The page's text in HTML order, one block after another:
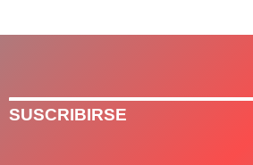
SUSCRIBIRSE